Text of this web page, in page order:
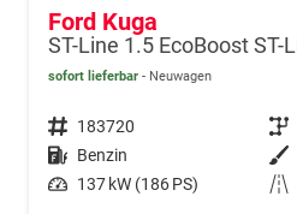
Ford Kuga
sofort lieferbar Neuwagen
Fahrzeugnr. 183720 Getriebe
Kraftstoff Benzin Außenfarbe
Leistung 137 kW (186 PS) Kilometerstand